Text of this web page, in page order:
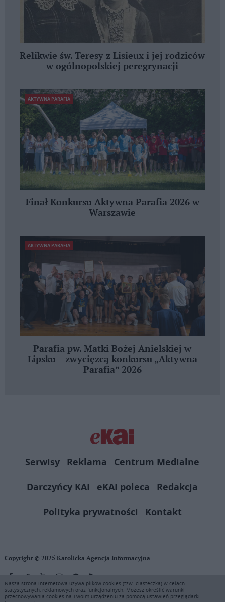
Relikwie św. Teresy z Lisieux i jej rodziców
w ogólnopolskiej peregrynacji
AKTYWNA PARAFIA
Finał Konkursu Aktywna Parafia 2026 w
Warszawie
AKTYWNA PARAFIA
Parafia pw. Matki Bożej Anielskiej w
Lipsku – zwycięzcą konkursu „Aktywna
Parafia” 2026
Serwisy Reklama
Centrum Medialne
Darczyńcy KAI
eKAI poleca
Redakcja
Polityka prywatności
Kontakt
Copyright © 2025 Katolicka Agencja Informacyjna
KAI zastrzega wszelkie prawa do serwisu. Użytkownicy mogą pobierać
Nasza strona internetowa używa plików cookies (tzw. ciasteczka) w celach
statystycznych, reklamowych oraz funkcjonalnych. Możesz określić warunki
przechowywania cookies na Twoim urządzeniu za pomocą ustawień przeglądarki